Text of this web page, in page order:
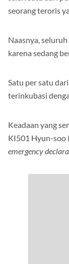
seorang teroris
Naasnya,
karena sedang
Satu per satu
terinkubasi
Keadaan yang
KI501 Hyun-soo
emergency